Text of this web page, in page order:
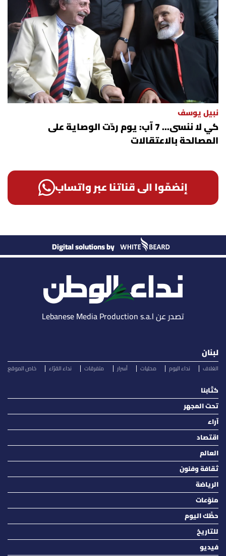
نبيل يوسف
كي لا ننسى... 7 آب: يوم ردّت الوصاية على
المصالحة بالاعتقالات
إنضمّوا الى قناتنا عبر واتساب
Digital solutions by
تصدر عن Lebanese Media Production s.a.l
لبنان
الغلاف نداء اليوم محليات أسرار متفرقات نداء القرّاء خاص الموقع
كتّابنا
تحت المجهر
آراء
اقتصاد
العالم
ثقافة وفنون
الرياضة
منوّعات
حظّك اليوم
للتاريخ
فيديو